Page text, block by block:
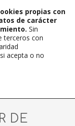
DE
propias con
de carácter
Sin
terceros con
acepta o no